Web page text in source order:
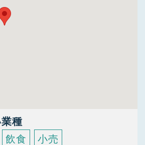
種
飲食
小売